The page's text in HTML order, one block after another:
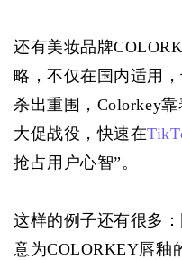
还有美妆品牌
略，不仅在国内适用
杀出重围，Colorkey
大促战役，快速在
抢占用户心智”。
这样的例子还有很多
意为COLORKEY唇釉